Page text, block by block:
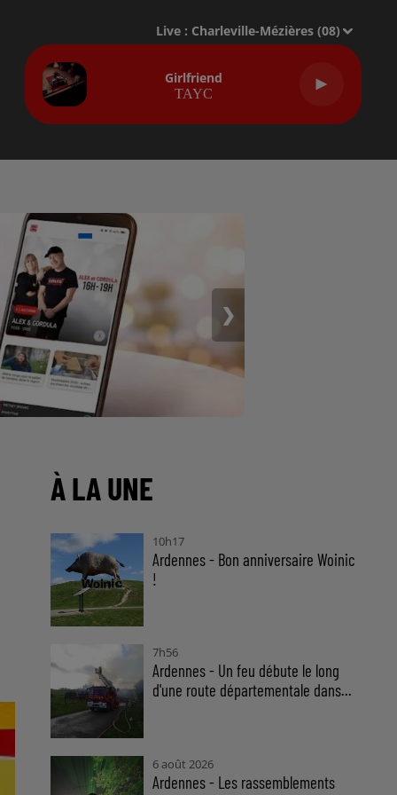
Live : Charleville-Mézières (08)
Girlfriend
TAYC
❯
À LA UNE
10h17
Ardennes - Bon anniversaire Woinic
!
7h56
Ardennes - Un feu débute le long
d'une route départementale dans...
6 août 2026
Ardennes - Les rassemblements